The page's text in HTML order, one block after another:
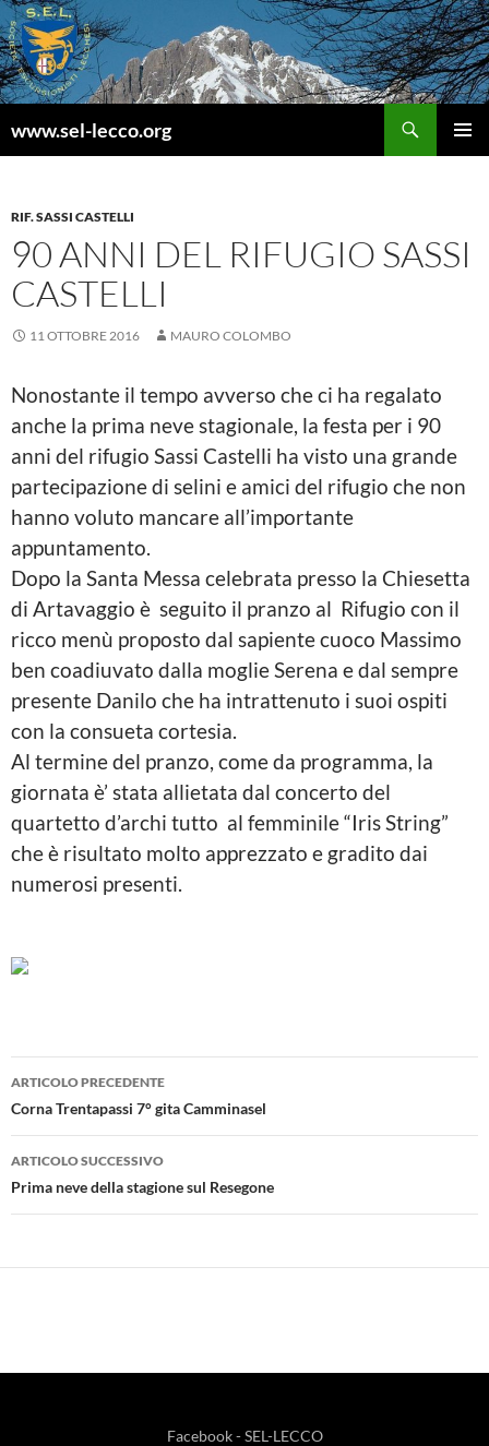
Vai
al
contenuto
www.sel-lecco.org
RIF. SASSI CASTELLI
90 ANNI DEL RIFUGIO SASSI
CASTELLI
11 OTTOBRE 2016 MAURO COLOMBO
Nonostante il tempo avverso che ci ha regalato
anche la prima neve stagionale, la festa per i 90
anni del rifugio Sassi Castelli ha visto una grande
partecipazione di selini e amici del rifugio che non
hanno voluto mancare all’importante
appuntamento.
Dopo la Santa Messa celebrata presso la Chiesetta
di Artavaggio è seguito il pranzo al Rifugio con il
ricco menù proposto dal sapiente cuoco Massimo
ben coadiuvato dalla moglie Serena e dal sempre
presente Danilo che ha intrattenuto i suoi ospiti
con la consueta cortesia.
Al termine del pranzo, come da programma, la
giornata è’ stata allietata dal concerto del
quartetto d’archi tutto al femminile “Iris String”
che è risultato molto apprezzato e gradito dai
numerosi presenti.
Navigazione
articolo
ARTICOLO PRECEDENTE
Corna Trentapassi 7° gita Camminasel
ARTICOLO SUCCESSIVO
Prima neve della stagione sul Resegone
Facebook - SEL-LECCO